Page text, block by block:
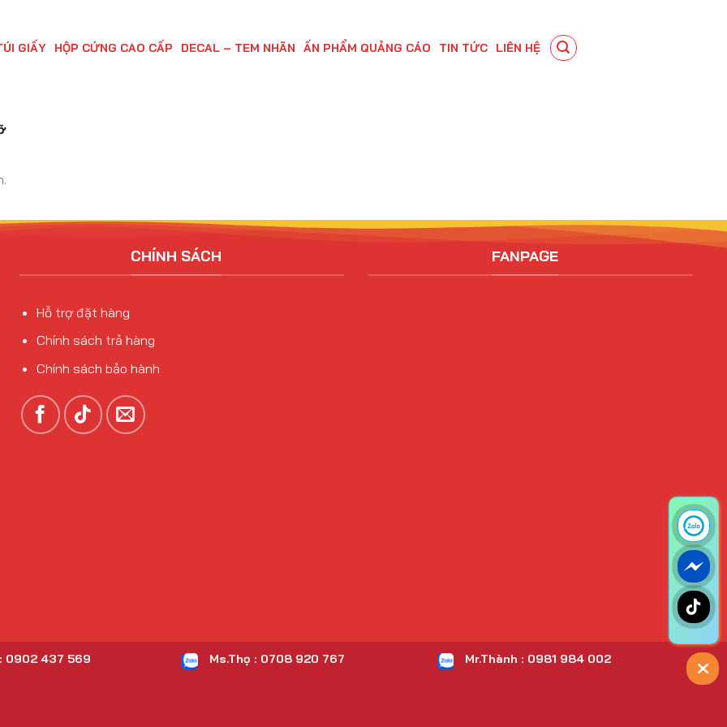
GIẤY HỘP CỨNG CAO CẤP DECAL – TEM NHÃN ẤN PHẨM QUẢNG CÁO TIN TỨC LIÊN HỆ
CHÍNH SÁCH
Hỗ trợ đặt hàng
Chính sách trả hàng
Chính sách bảo hành
FANPAGE
0902 437 569 Ms.Thọ : 0708 920 767 Mr.Thành : 0981 984 002